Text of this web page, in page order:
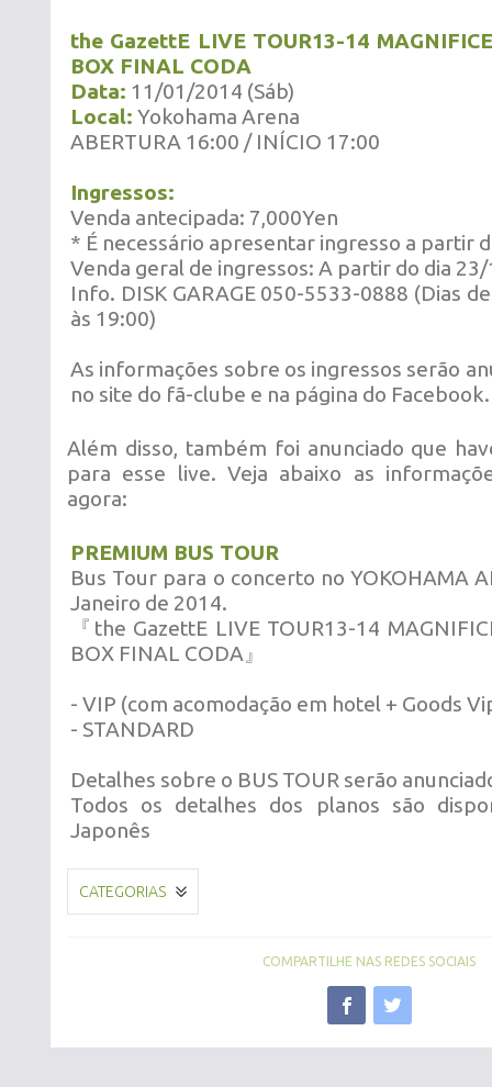
the GazettE LIVE TOUR13-14
BOX FINAL CODA
Data: 11/01/2014 (Sáb)
Local: Yokohama Arena
ABERTURA 16:00 / INÍCIO 17:00
Ingressos:
Venda antecipada: 7,000Yen
* É necessário apresentar ingresso a partir
Venda geral de ingressos: A partir do dia 23/
Info. DISK GARAGE 050-5533-0888 (Dias
às 19:00)
As informações sobre os ingressos serão
no site do fã-clube e na página do Facebook.
Além disso, também foi anunciado que
para esse live. Veja abaixo as
agora:
PREMIUM BUS TOUR
Bus Tour para o concerto no YOKOHAMA
Janeiro de 2014.
『the GazettE LIVE TOUR13-14
BOX FINAL CODA』
- VIP (com acomodação em hotel + Goods
- STANDARD
Detalhes sobre o BUS TOUR serão
Todos os detalhes dos planos são
Japonês
CATEGORIAS
COMPARTILHE NAS REDES SOCIAIS